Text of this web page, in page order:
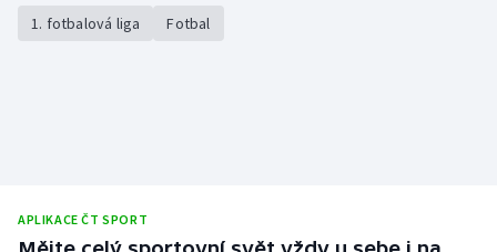
1. fotbalová liga Fotbal
APLIKACE ČT SPORT